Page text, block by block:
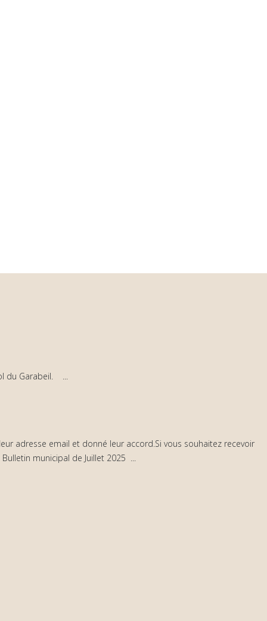
du Garabeil. ...
adresse email et donné leur accord.Si vous souhaitez recevoir
municipal de Juillet 2025 ...